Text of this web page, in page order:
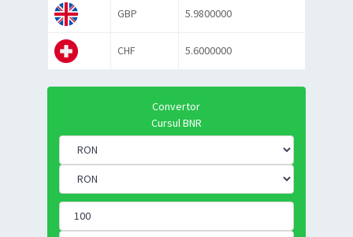
GBP 5.9800000
CHF 5.6000000
Convertor
Cursul BNR